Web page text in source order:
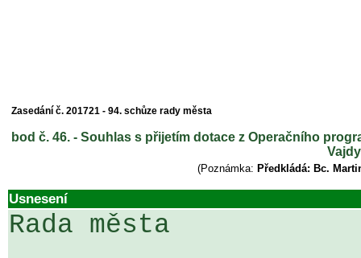
Zasedání č. 201721 - 94. schůze rady města
bod č. 46. - Souhlas s přijetím dotace z Operačního
(Poznámka: Předkládá: Bc.
Usnesení
Rada města